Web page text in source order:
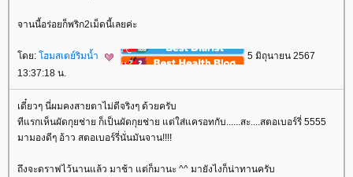
จานนี้อร่อยก็พริก2เม็ดนี้เลยค่ะ
ดย: ฮมสเตย์ริมน้ำ
5 มิถุนายน 2567
13:37:18 น.
เดี๋ยวๆ นี่ผมคงสายตาไม่ดีจริงๆ ด้วยครับ
ทีแรกเห็นผัดกุยช่าย ก็เป็นผัดกุยช่าย แต่ใส่แครอทกับ......สะ....สตอเบอร์รี่ 5555
มามองดีๆ อ้าว สตอเบอร์รี่นั่นมันจาน!!!!
ถึงจะดราฟไว้นานแล้ว มาช้า แต่ก็มานะ ^^ มายังไงก็น่าทานครับ